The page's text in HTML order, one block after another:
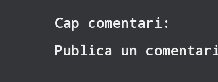
Cap comentari:
Publica un